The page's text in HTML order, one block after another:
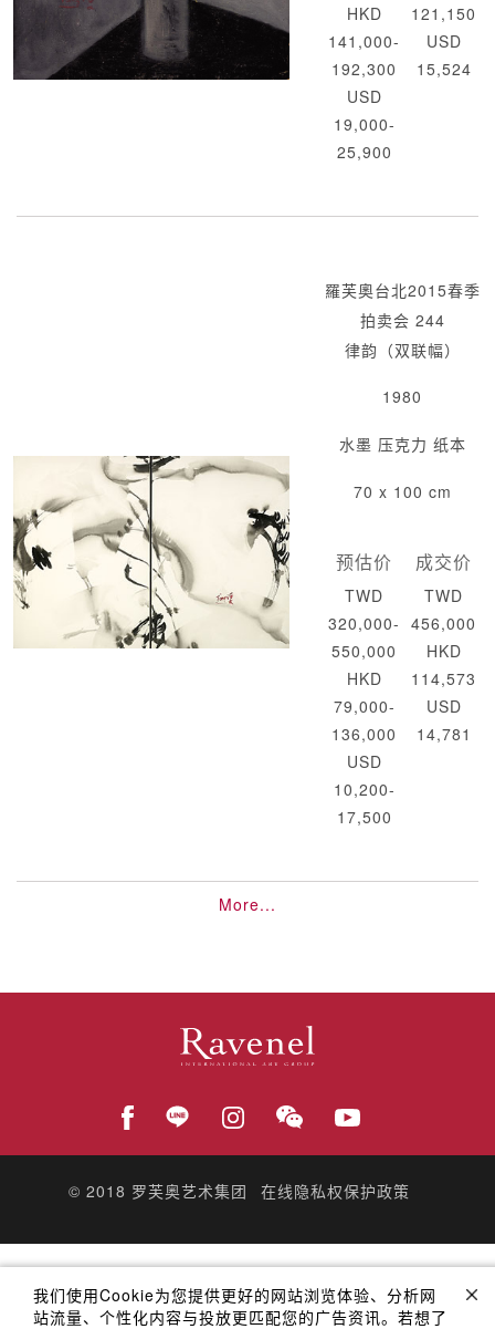
HKD
141,000-
192,300
USD
19,000-
25,900
121,150
USD
15,524
羅芙奧台北2015春季
拍卖会 244
律韵（双联幅）
1980
水墨 压克力 纸本
70 x 100 cm
预估价
TWD
320,000-
550,000
HKD
79,000-
136,000
USD
10,200-
17,500
成交价
TWD
456,000
HKD
114,573
USD
14,781
More...
© 2018 罗芙奥艺术集团 在线隐私权保护政策
我们使用Cookie为您提供更好的网站浏览体验、分析网
站流量、个性化内容与投放更匹配您的广告资讯。若想了